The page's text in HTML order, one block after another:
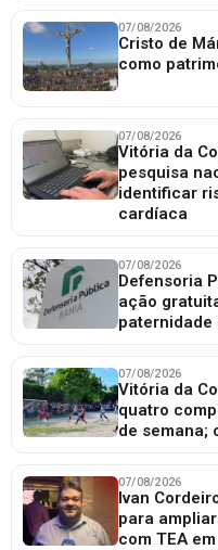
07/08/2026
Cristo de
como
07/08/2026
Vitória da
pesquisa
identificar
cardíaca
07/08/2026
Defensoria
ação
paternidade
07/08/2026
Vitória da
quatro
de semana;
07/08/2026
Ivan
para
com TEA